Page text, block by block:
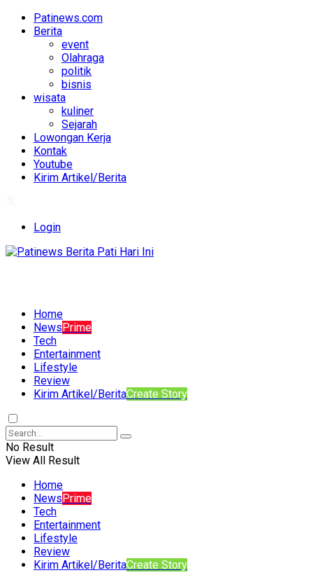
Patinews.com
Berita
event
Olahraga
politik
bisnis
wisata
kuliner
Sejarah
Lowongan Kerja
Kontak
Youtube
Kirim Artikel/Berita
Login
Home
NewsPrime
Tech
Entertainment
Lifestyle
Review
Kirim Artikel/BeritaCreate Story
No Result
View All Result
Home
NewsPrime
Tech
Entertainment
Lifestyle
Review
Kirim Artikel/BeritaCreate Story